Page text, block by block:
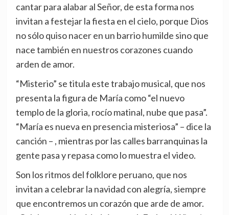
cantar para alabar al Señor, de esta forma nos
invitan a festejar la fiesta en el cielo, porque Dios
no sólo quiso nacer en un barrio humilde sino que
nace también en nuestros corazones cuando
arden de amor.
“Misterio” se titula este trabajo musical, que nos
presenta la figura de María como “el nuevo
templo de la gloria, rocío matinal, nube que pasa”.
“María es nueva en presencia misteriosa” – dice la
canción – , mientras por las calles barranquinas la
gente pasa y repasa como lo muestra el video.
Son los ritmos del folklore peruano, que nos
invitan a celebrar la navidad con alegría, siempre
que encontremos un corazón que arde de amor.